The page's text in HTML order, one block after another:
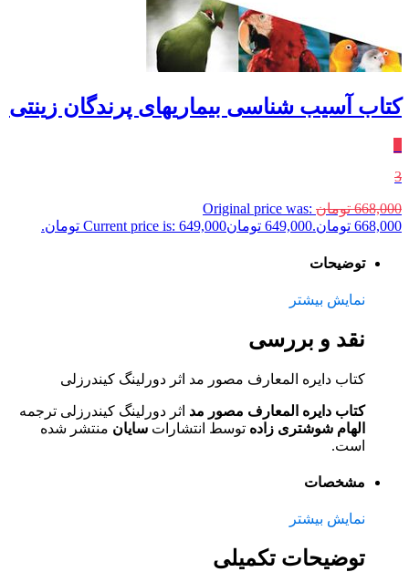
کتاب آسیب شناسی بیماریهای پرندگان زینتی
3
668,000 تومان Original price was:
668,000 تومان.
649,000 تومانCurrent price is: 649,000 تومان.
توضیحات
نمایش بیشتر
نقد و بررسی
کتاب دایره المعارف مصور مد اثر دورلینگ کیندرزلی
کتاب دایره المعارف مصور مد اثر دورلینگ کیندرزلی ترجمه
الهام شوشتری زاده توسط انتشارات سایان منتشر شده
است.
مشخصات
نمایش بیشتر
توضیحات تکمیلی